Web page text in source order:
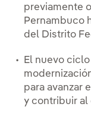
previamente
Pernambuco
del Distrito
El nuevo
para avanzar
y contribuir al